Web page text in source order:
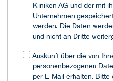
Kliniken AG und der mit
Unternehmen
werden. Die Daten
und nicht an Dritte
personenbezogenen
per E-Mail erhalten. Bitte